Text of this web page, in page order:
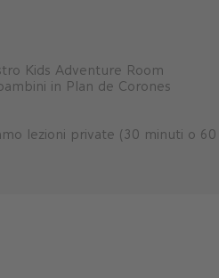
Kids Adventure Room
in Plan de Corones
lezioni private (30 minuti o